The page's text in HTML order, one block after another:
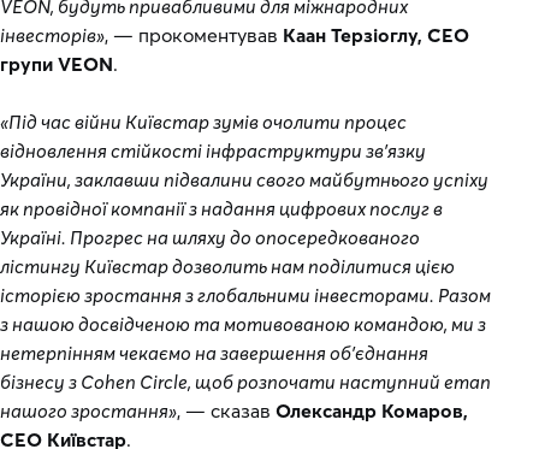
VEON, будуть привабливими для міжнародних
інвесторів», — прокоментував Каан Терзіоглу, СЕО
групи VEON.
«Під час війни Київстар зумів очолити процес
відновлення стійкості інфраструктури зв’язку
України, заклавши підвалини свого майбутнього успіху
як провідної компанії з надання цифрових послуг в
Україні. Прогрес на шляху до опосередкованого
лістингу Київстар дозволить нам поділитися цією
історією зростання з глобальними інвесторами. Разом
з нашою досвідченою та мотивованою командою, ми з
нетерпінням чекаємо на завершення об’єднання
бізнесу з Cohen Circle, щоб розпочати наступний етап
нашого зростання», — сказав Олександр Комаров,
СЕО Київстар.